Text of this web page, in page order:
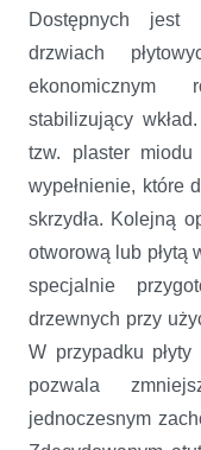
Dostępnych jest
drzwiach
ekonomicznym
stabilizujący
tzw. plaster
wypełnienie, które
skrzydła. Kolejną
otworową lub płytą
specjalnie
drzewnych przy
W przypadku
pozwala
jednoczesnym